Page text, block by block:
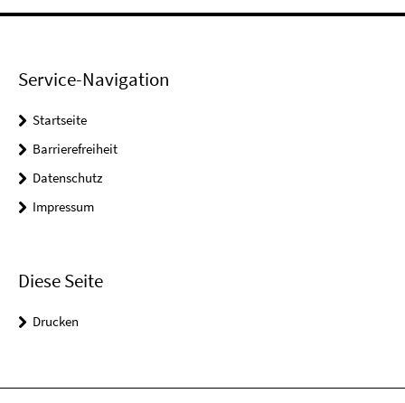
Service-Navigation
Startseite
Barrierefreiheit
Datenschutz
Impressum
Diese Seite
Drucken